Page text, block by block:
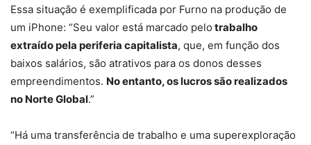
Essa situação é exemplificada por Furno na produção de
um iPhone: “Seu valor está marcado pelo trabalho
extraído pela periferia capitalista, que, em função dos
baixos salários, são atrativos para os donos desses
empreendimentos. No entanto, os lucros são realizados
no Norte Global.”
“Há uma transferência de trabalho e uma superexploração